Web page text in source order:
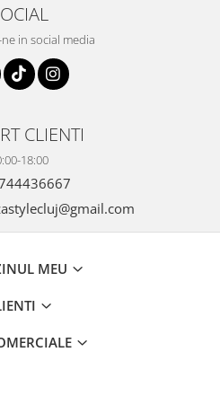
in social media
CLIENTI
18:00
MEU